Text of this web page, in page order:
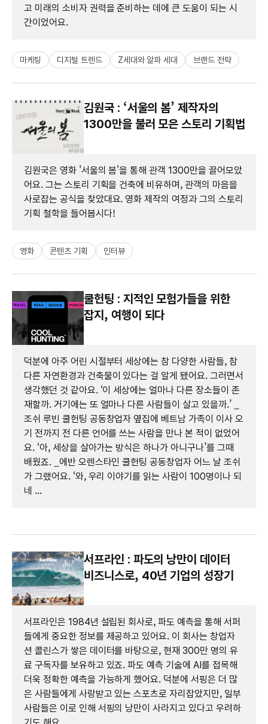
고 미래의 소비자 권력을 준비하는 데에 큰 도움이 되는 시
간이었어요.
마케팅 디지털 트렌드 Z세대와 알파 세대 브랜드 전략
김원국 : ‘서울의 봄’ 제작자의
1300만을 불러 모은 스토리 기획법
김원국은 영화 '서울의 봄'을 통해 관객 1300만을 끌어모았
어요. 그는 스토리 기획을 건축에 비유하며, 관객의 마음을
사로잡는 공식을 찾았대요. 영화 제작의 여정과 그의 스토리
기획 철학을 들어봅시다!
영화 콘텐츠 기획 인터뷰
쿨헌팅 : 지적인 모험가들을 위한
잡지, 여행이 되다
덕분에 아주 어린 시절부터 세상에는 참 다양한 사람들, 참
다른 자연환경과 건축물이 있다는 걸 알게 됐어요. 그러면서
생각했던 것 같아요. ‘이 세상에는 얼마나 다른 장소들이 존
재할까. 거기에는 또 얼마나 다른 사람들이 살고 있을까.’ _
조쉬 루빈 쿨헌팅 공동창업자 옆집에 베트남 가족이 이사 오
기 전까지 전 다른 언어를 쓰는 사람을 만나 본 적이 없었어
요. ‘아, 세상을 살아가는 방식은 하나가 아니구나’를 그때
배웠죠. _에반 오렌스타인 쿨헌팅 공동창업자 어느 날 조쉬
가 그랬어요. ‘와, 우리 이야기를 읽는 사람이 100명이나 되
네 ...
서프라인 : 파도의 낭만이 데이터
비즈니스로, 40년 기업의 성장기
서프라인은 1984년 설립된 회사로, 파도 예측을 통해 서퍼
들에게 중요한 정보를 제공하고 있어요. 이 회사는 창업자
션 콜린스가 쌓은 데이터를 바탕으로, 현재 300만 명의 유
료 구독자를 보유하고 있죠. 파도 예측 기술에 AI를 접목해
더욱 정확한 예측을 가능하게 했어요. 덕분에 서핑은 더 많
은 사람들에게 사랑받고 있는 스포츠로 자리잡았지만, 일부
사람들은 이로 인해 서핑의 낭만이 사라지고 있다고 우려하